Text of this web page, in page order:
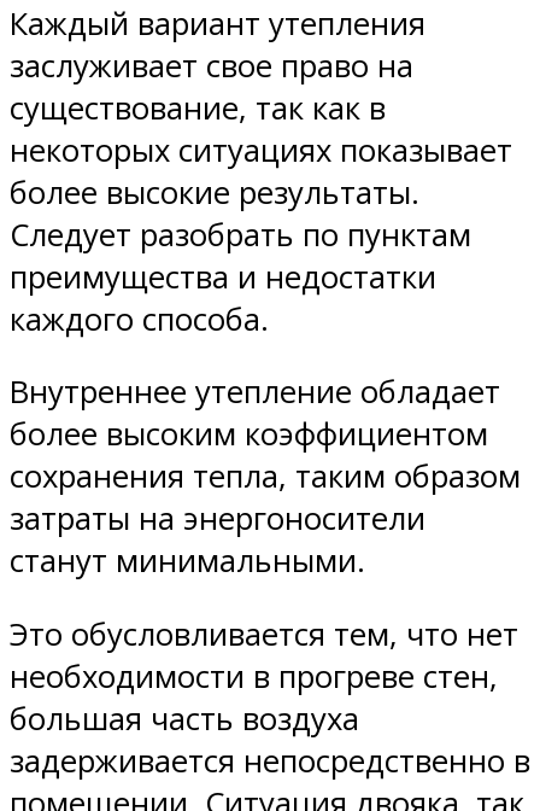
Каждый вариант утепления
заслуживает свое право на
существование, так как в
некоторых ситуациях показывает
более высокие результаты.
Следует разобрать по пунктам
преимущества и недостатки
каждого способа.
Внутреннее утепление обладает
более высоким коэффициентом
сохранения тепла, таким образом
затраты на энергоносители
станут минимальными.
Это обусловливается тем, что нет
необходимости в прогреве стен,
большая часть воздуха
задерживается непосредственно в